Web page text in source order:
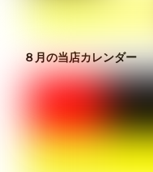
８月の当店カレンダー